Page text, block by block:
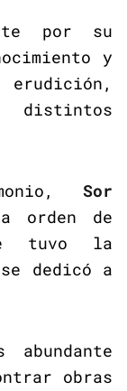
por su
y
distintos
Sor
orden de
tuvo la
dedicó a
abundante
obras